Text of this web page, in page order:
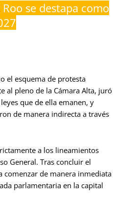
se destapa como
el esquema de protesta
al pleno de la Cámara Alta, juró
que de ella emanen, y
de manera indirecta a través
a los lineamientos
General. Tras concluir el
comenzar de manera inmediata
parlamentaria en la capital